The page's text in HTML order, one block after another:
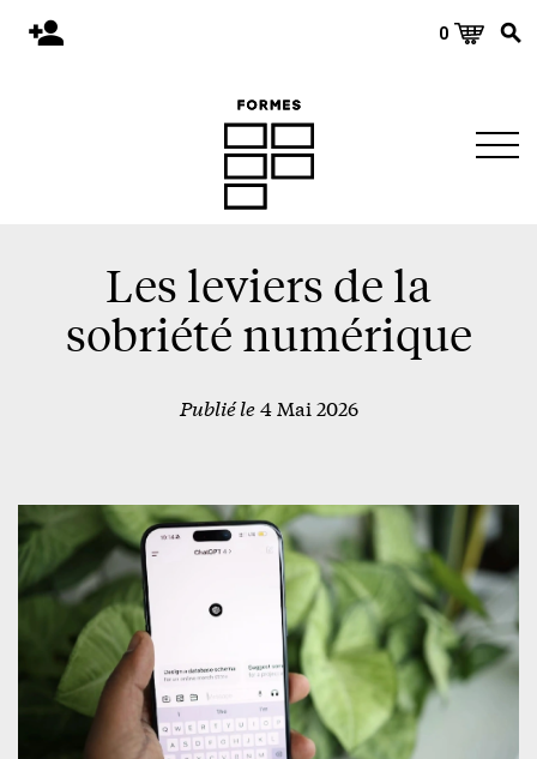
0
Matériaux
Environnement
Nous joindre
Les leviers de la
sobriété numérique
Publié le4 Mai 2026